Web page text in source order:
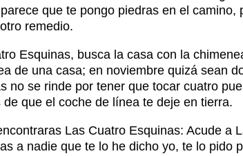
que te pongo piedras en el
remedio.
Esquinas, busca la casa con la
de una casa; en noviembre quizá sean
no se rinde por tener que tocar cuatro
que el coche de línea te deje en tierra.
Las Cuatro Esquinas: Acude
a nadie que te lo he dicho yo, te lo pido